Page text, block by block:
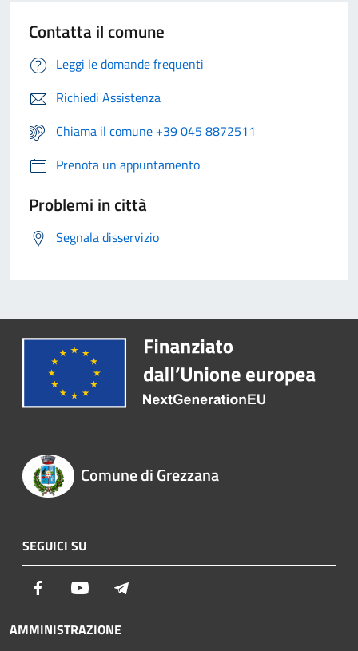
Contatta il comune
Leggi le domande frequenti
Richiedi Assistenza
Chiama il comune +39 045 8872511
Prenota un appuntamento
Problemi in città
Segnala disservizio
Comune di Grezzana
SEGUICI SU
Facebook Youtube
AMMINISTRAZIONE